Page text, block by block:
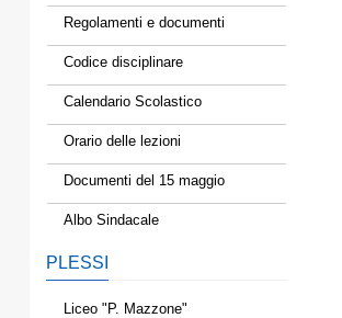
Regolamenti e documenti
Codice disciplinare
Calendario Scolastico
Orario delle lezioni
Documenti del 15 maggio
Albo Sindacale
PLESSI
Liceo "P. Mazzone"